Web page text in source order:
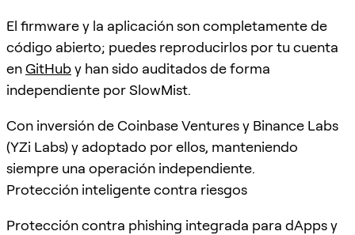
El firmware y la aplicación son completamente de
código abierto; puedes reproducirlos por tu cuenta
enGitHuby han sido auditados de forma
independiente por SlowMist.
Con inversión de Coinbase Ventures y Binance Labs
(YZi Labs) y adoptado por ellos, manteniendo
siempre una operación independiente.
Protección inteligente contra riesgos
Protección contra phishing integrada para dApps y